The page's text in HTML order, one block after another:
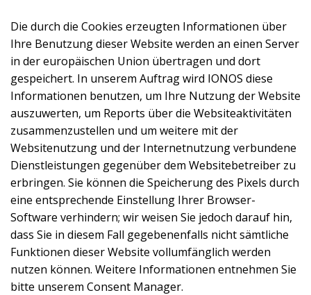
Die durch die Cookies erzeugten Informationen über
Ihre Benutzung dieser Website werden an einen Server
in der europäischen Union übertragen und dort
gespeichert. In unserem Auftrag wird IONOS diese
Informationen benutzen, um Ihre Nutzung der Website
auszuwerten, um Reports über die Websiteaktivitäten
zusammenzustellen und um weitere mit der
Websitenutzung und der Internetnutzung verbundene
Dienstleistungen gegenüber dem Websitebetreiber zu
erbringen. Sie können die Speicherung des Pixels durch
eine entsprechende Einstellung Ihrer Browser-
Software verhindern; wir weisen Sie jedoch darauf hin,
dass Sie in diesem Fall gegebenenfalls nicht sämtliche
Funktionen dieser Website vollumfänglich werden
nutzen können. Weitere Informationen entnehmen Sie
bitte unserem Consent Manager.